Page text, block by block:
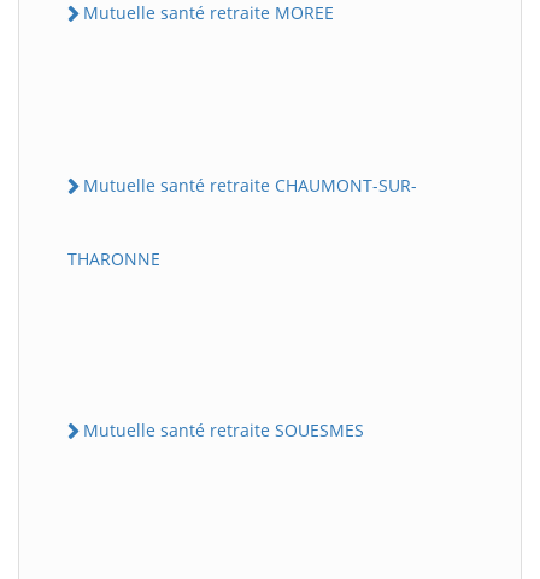
Mutuelle santé retraite MOREE
Mutuelle santé retraite CHAUMONT-SUR-
THARONNE
Mutuelle santé retraite SOUESMES